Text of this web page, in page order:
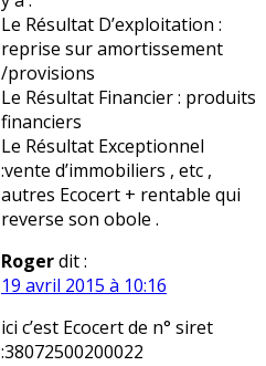
Le Résultat D’exploitation :
reprise sur amortissement
/provisions
Le Résultat Financier : produits
financiers
Le Résultat Exceptionnel
:vente d’immobiliers , etc ,
autres Ecocert + rentable qui
reverse son obole .
Rogerdit :
19 avril 2015 à 10:16
ici c’est Ecocert de n° siret
:38072500200022